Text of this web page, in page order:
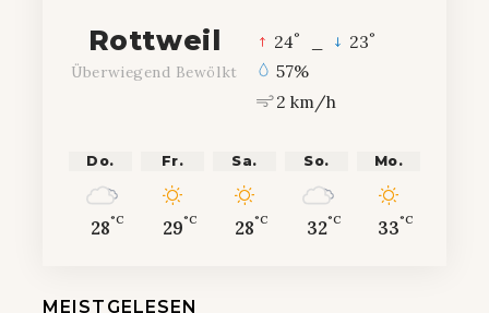
Rottweil
Überwiegend Bewölkt
24° 23°
57%
2 km/h
Do.
28°C
Fr.
29°C
Sa.
28°C
So.
32°C
Mo.
33°C
MEISTGELESEN